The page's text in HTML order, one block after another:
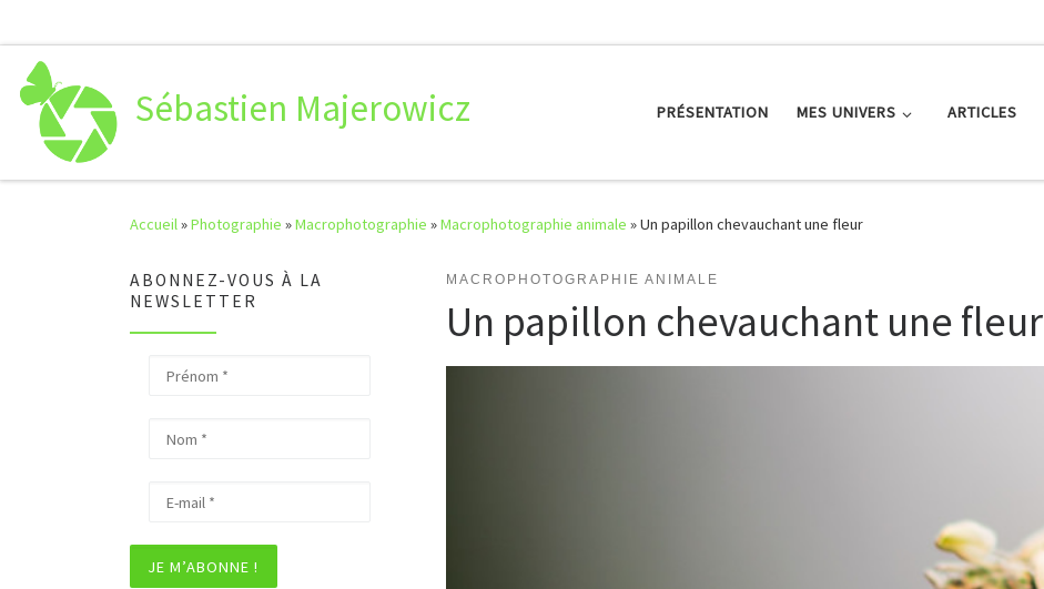
Sébastien Majerowicz PRÉSENTATION MES UNIVERS ARTICLES
Accueil»Photographie »Macrophotographie »Macrophotographie animale »Un papillon chevauchant une fleur
MACROPHOTOGRAPHIE ANIMALE
Un papillon chevauchant une fleur
ABONNEZ-VOUS À LA
NEWSLETTER